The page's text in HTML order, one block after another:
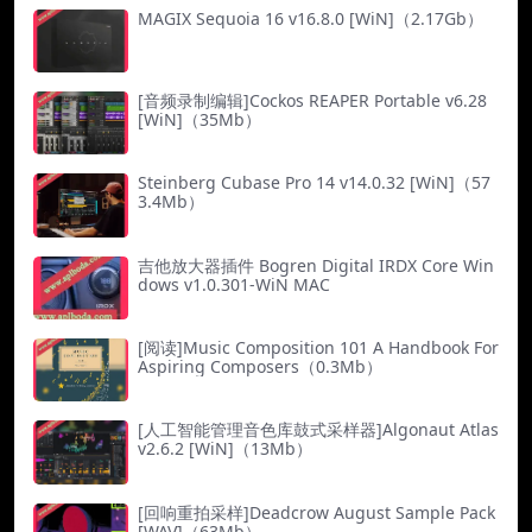
MAGIX Sequoia 16 v16.8.0 [WiN]（2.17Gb）
[音频录制编辑]Cockos REAPER Portable v6.28
[WiN]（35Mb）
Steinberg Cubase Pro 14 v14.0.32 [WiN]（57
3.4Mb）
吉他放大器插件 Bogren Digital IRDX Core Win
dows v1.0.301-WiN MAC
[阅读]Music Composition 101 A Handbook For
Aspiring Composers（0.3Mb）
[人工智能管理音色库鼓式采样器]Algonaut Atlas
v2.6.2 [WiN]（13Mb）
[回响重拍采样]Deadcrow August Sample Pack